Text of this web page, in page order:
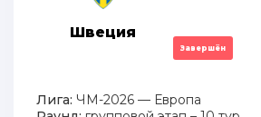
Швеция
Завершён
Лига: ЧМ-2026 — Европа